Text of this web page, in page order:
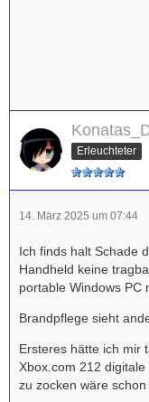
Erleuchteter
14. März 2025 um 07:44
Ich finds halt Schade
Handheld keine
portable Windows PC
Brandpflege sieht
Ersteres hätte ich mir
Xbox.com 212
zu zocken wäre schon